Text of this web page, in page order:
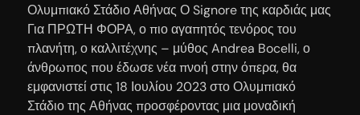
Ολυμπιακό Στάδιο Αθήνας Ο Signore της καρδιάς μας
Για ΠΡΩΤΗ ΦΟΡΑ, ο πιο αγαπητός τενόρος του
πλανήτη, ο καλλιτέχνης – μύθος Andrea Bocelli, ο
άνθρωπος που έδωσε νέα πνοή στην όπερα, θα
εμφανιστεί στις 18 Ιουλίου 2023 στο Ολυμπιακό
Στάδιο της Αθήνας προσφέροντας μια μοναδική